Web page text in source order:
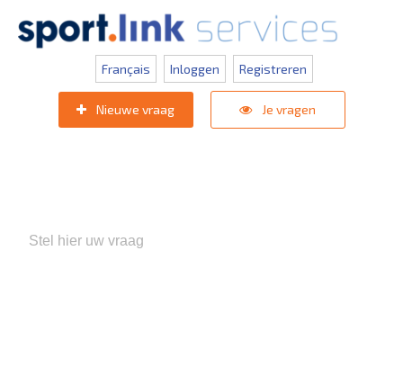
Français Inloggen Registreren
Nieuwe vraag Je vragen